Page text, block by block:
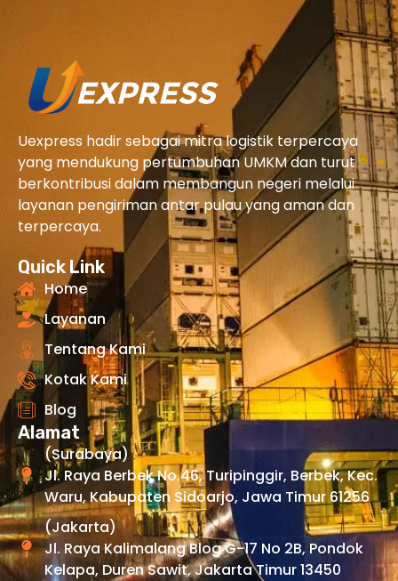
Uexpress hadir sebagai mitra logistik terpercaya
yang mendukung pertumbuhan UMKM dan turut
berkontribusi dalam membangun negeri melalui
layanan pengiriman antar pulau yang aman dan
terpercaya.
Quick Link
Home
Layanan
Tentang Kami
Kotak Kami
Blog
Alamat
(Surabaya)
Jl. Raya Berbek No.46, Turipinggir, Berbek, Kec.
Waru, Kabupaten Sidoarjo, Jawa Timur 61256
(Jakarta)
Jl. Raya Kalimalang Blog G-17 No 2B, Pondok
Kelapa, Duren Sawit, Jakarta Timur 13450